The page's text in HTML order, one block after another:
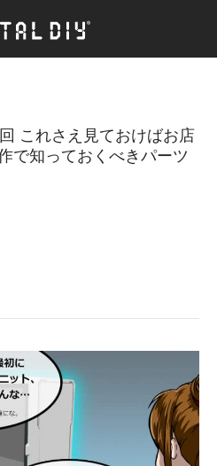
これさえ見ておけばお店
で知っておくべきパーツ